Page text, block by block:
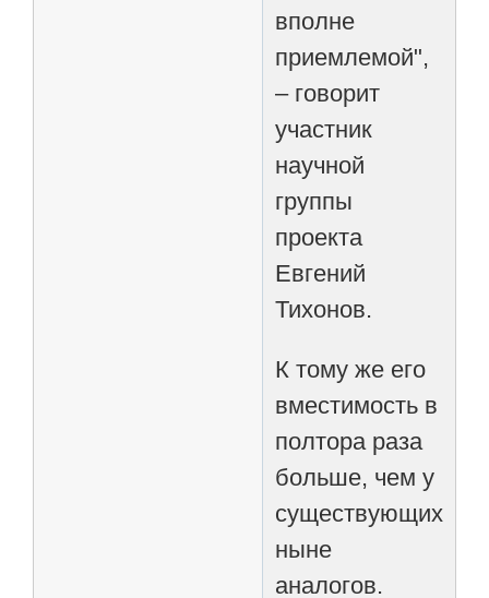
вполне
приемлемой",
– говорит
участник
научной
группы
проекта
Евгений
Тихонов.
К тому же его
вместимость в
полтора раза
больше, чем у
существующих
ныне
аналогов.